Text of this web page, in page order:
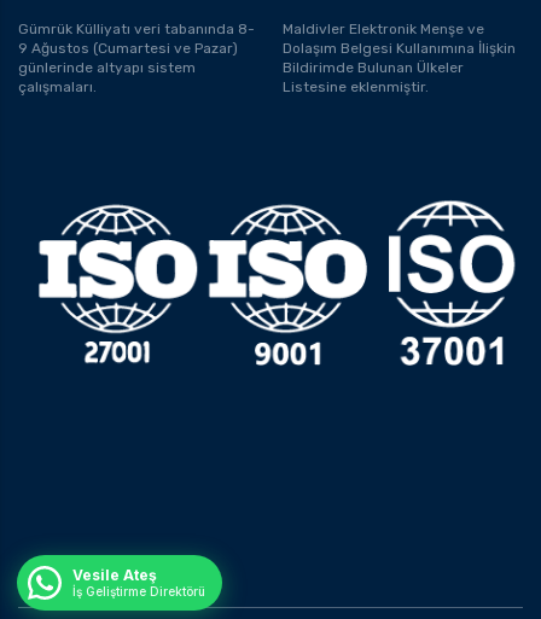
Gümrük Külliyatı veri tabanında 8-
9 Ağustos (Cumartesi ve Pazar)
günlerinde altyapı sistem
çalışmaları.
Maldivler Elektronik Menşe ve
Dolaşım Belgesi Kullanımına İlişkin
Bildirimde Bulunan Ülkeler
Listesine eklenmiştir.
Vesile Ateş
İş Geliştirme Direktörü